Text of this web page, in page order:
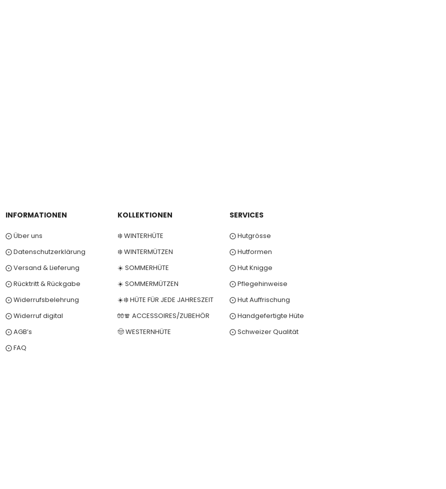
INFORMATIONEN
⨀ Über uns
⨀ Datenschutzerklärung
⨀ Versand & Lieferung
⨀ Rücktritt & Rückgabe
⨀ Widerrufsbelehrung
⨀ Widerruf digital
⨀ AGB’s
⨀ FAQ
KOLLEKTIONEN
❄️ WINTERHÜTE
❄️ WINTERMÜTZEN
☀️ SOMMERHÜTE
☀️ SOMMERMÜTZEN
☀️❄️ HÜTE FÜR JEDE JAHRESZEIT
🧤🧣 ACCESSOIRES/ZUBEHÖR
🤠 WESTERNHÜTE
SERVICES
⨀ Hutgrösse
⨀ Hutformen
⨀ Hut Knigge
⨀ Pflegehinweise
⨀ Hut Auffrischung
⨀ Handgefertigte Hüte
⨀ Schweizer Qualität